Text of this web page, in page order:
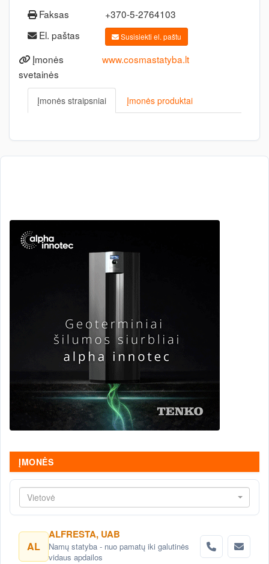
Faksas
+370-5-2764103
El. paštas
Susisiekti el. paštu
Įmonės
svetainės
www.cosmastatyba.lt
Įmonės straipsniai Įmonės produktai
ĮMONĖS
Vietovė
AL
ALFRESTA, UAB
Namų statyba - nuo pamatų iki galutinės
vidaus apdailos